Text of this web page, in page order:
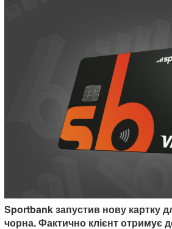
Sportbank запустив нову картку
чорна. Фактично клієнт отримує